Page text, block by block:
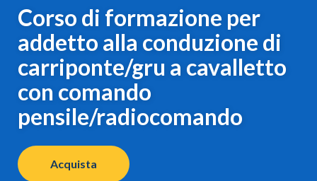
Corso di formazione per
addetto alla conduzione di
carriponte/gru a cavalletto
con comando
pensile/radiocomando
Acquista